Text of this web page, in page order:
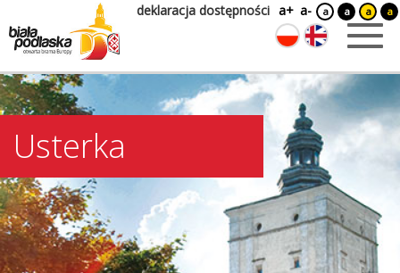
deklaracja dostępności a+ a- a a a a
Usterka